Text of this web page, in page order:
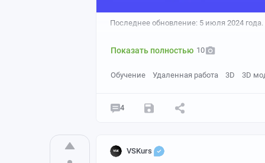
2. Текстурирование и знание
Последнее обновление: 5 июля 2024 года.
Показать полностью 10
Обучение Удаленная работа 3D 3D
4
VSKurs